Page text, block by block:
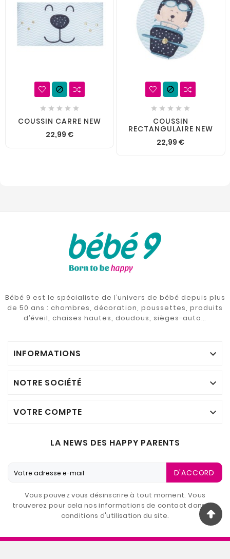

    
COUSSIN CARRE NEW
22,99 €

    
COUSSIN
RECTANGULAIRE NEW
22,99 €
Bébé 9 est le spécialiste de l’univers de bébé depuis plus
de 50 ans : chambres, décoration, poussettes, produits
d’éveil, chaises hautes, doudous, sièges-auto…
INFORMATIONS 
NOTRE SOCIÉTÉ 
VOTRE COMPTE 
LA NEWS DES HAPPY PARENTS
D'ACCORD
Vous pouvez vous désinscrire à tout moment. Vous
trouverez pour cela nos informations de contact dans les
conditions d'utilisation du site.